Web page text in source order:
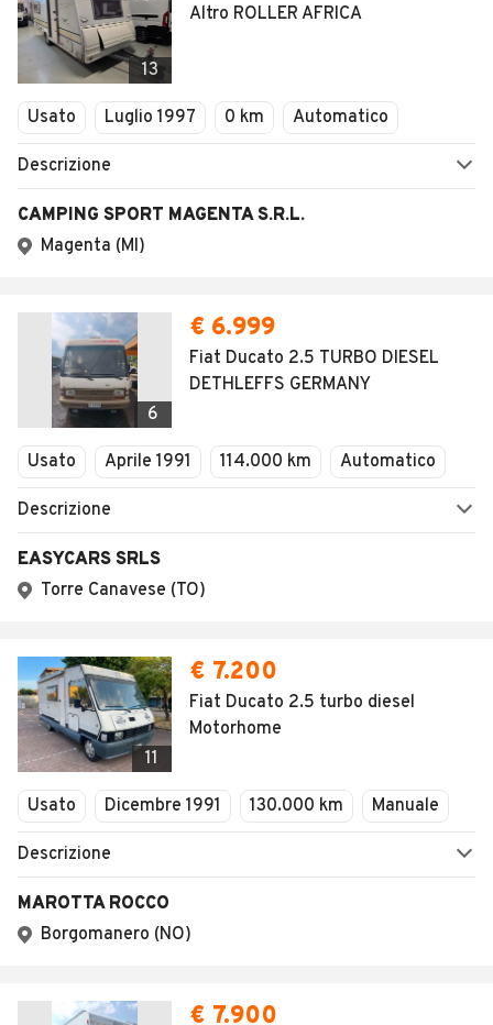
13
Altro ROLLER AFRICA
Usato Luglio 1997 0 km Automatico
Descrizione
CAMPING SPORT MAGENTA S.R.L.
Magenta (MI)
6
€ 6.999
Fiat Ducato 2.5 TURBO DIESEL
DETHLEFFS GERMANY
Usato Aprile 1991 114.000 km Automatico
Descrizione
EASYCARS SRLS
Torre Canavese (TO)
11
€ 7.200
Fiat Ducato 2.5 turbo diesel
Motorhome
Usato Dicembre 1991 130.000 km Manuale
Descrizione
MAROTTA ROCCO
Borgomanero (NO)
€ 7.900